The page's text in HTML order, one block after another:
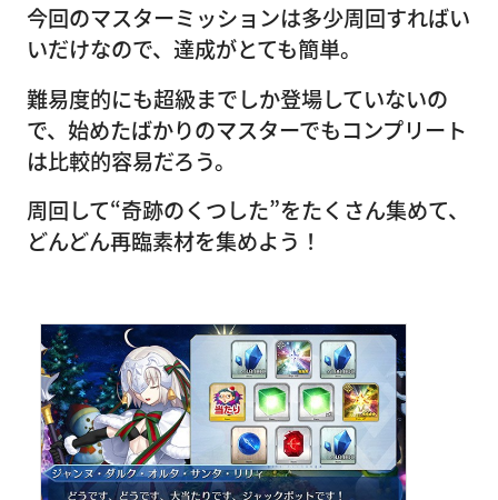
今回のマスターミッションは多少周回すればい
いだけなので、達成がとても簡単。
難易度的にも超級までしか登場していないの
で、始めたばかりのマスターでもコンプリート
は比較的容易だろう。
周回して“奇跡のくつした”をたくさん集めて、
どんどん再臨素材を集めよう！